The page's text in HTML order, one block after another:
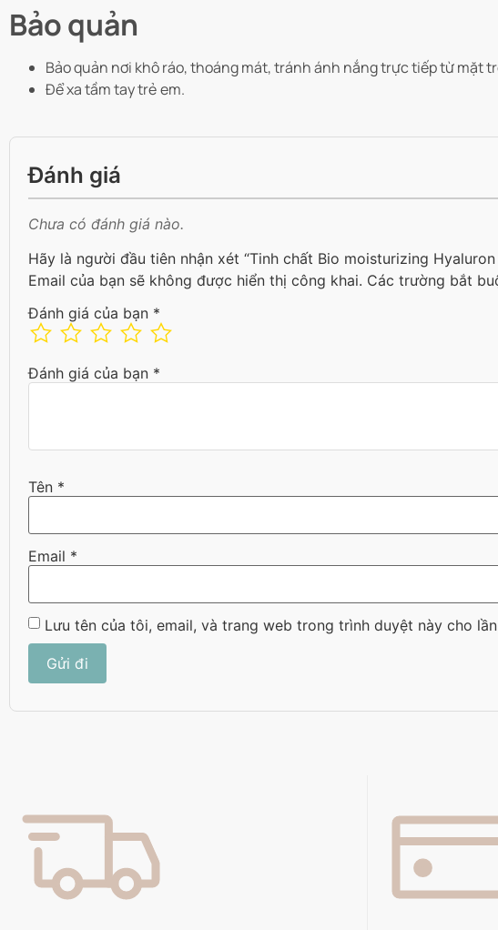
Bảo quản
Bảo quản nơi khô ráo, thoáng mát, tránh ánh nắng trực tiếp từ mặt
Để xa tầm tay trẻ em.
Đánh giá
Chưa có đánh giá nào.
Hãy là người đầu tiên nhận xét “Tinh chất Bio moisturizing
Email của bạn sẽ không được hiển thị công khai. Các trường bắt
Đánh giá của bạn *
Đánh giá của bạn *
Tên *
Email *
Lưu tên của tôi, email, và trang web trong trình duyệt này cho